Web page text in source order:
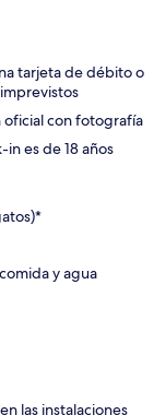
tarjeta de débito o
con fotografía
in es de 18 años
y agua
las instalaciones